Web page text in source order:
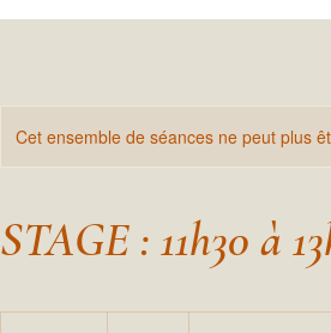
Cet ensemble de séances ne peut plus
STAGE : 11h30 à